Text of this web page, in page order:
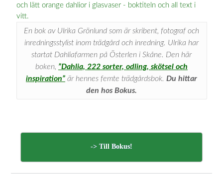
En bok av Ulrika Grönlund som är skribent, fotograf och
inredningsstylist inom trädgård och inredning. Ulrika har
startat Dahliafarmen på Österlen i Skåne. Den här
boken, ”Dahlia, 222 sorter, odling, skötsel och
inspiration” är hennes femte trädgårdsbok. Du hittar
den hos Bokus.
-> Till Bokus!